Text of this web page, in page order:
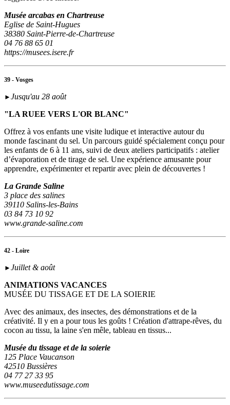
Musée arcabas en Chartreuse
Eglise de Saint-Hugues
38380 Saint-Pierre-de-Chartreuse
04 76 88 65 01
https://musees.isere.fr
39 - Vosges
► Jusqu'au 28 août
"LA RUEE VERS L'OR BLANC"
Offrez à vos enfants une visite ludique et interactive autour du
monde fascinant du sel. Un parcours guidé spécialement conçu pour
les enfants de 6 à 11 ans, suivi de deux ateliers participatifs : atelier
d’évaporation et de tirage de sel. Une expérience amusante pour
apprendre, expérimenter et repartir avec plein de découvertes !
La Grande Saline
3 place des salines
39110 Salins-les-Bains
03 84 73 10 92
www.grande-saline.com
42 - Loire
► Juillet & août
ANIMATIONS VACANCES
MUSÉE DU TISSAGE ET DE LA SOIERIE
Avec des animaux, des insectes, des démonstrations et de la
créativité. Il y en a pour tous les goûts ! Création d'attrape-rêves, du
cocon au tissu, la laine s'en mêle, tableau en tissus...
Musée du tissage et de la soierie
125 Place Vaucanson
42510 Bussières
04 77 27 33 95
www.museedutissage.com